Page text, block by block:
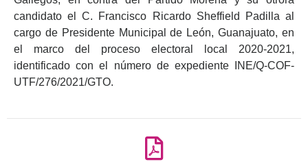
candidato el C. Francisco Ricardo Sheffield Padilla al
cargo de Presidente Municipal de León, Guanajuato, en
el marco del proceso electoral local 2020-2021,
identificado con el número de expediente INE/Q-COF-
UTF/276/2021/GTO.